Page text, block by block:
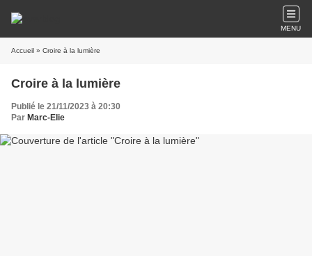
MENU
Accueil » Croire à la lumière
Croire à la lumière
Publié le 21/11/2023 à 20:30
Par Marc-Elie